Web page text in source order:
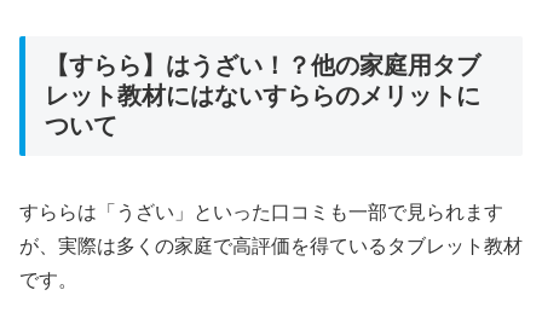
【すらら】はうざい！？他の家庭用タブ
レット教材にはないすららのメリットに
ついて
すららは「うざい」といった口コミも一部で見られます
が、実際は多くの家庭で高評価を得ているタブレット教材
です。